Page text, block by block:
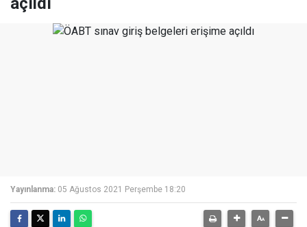
Yayınlanma: 05 Ağustos 2021 Perşembe 18:20